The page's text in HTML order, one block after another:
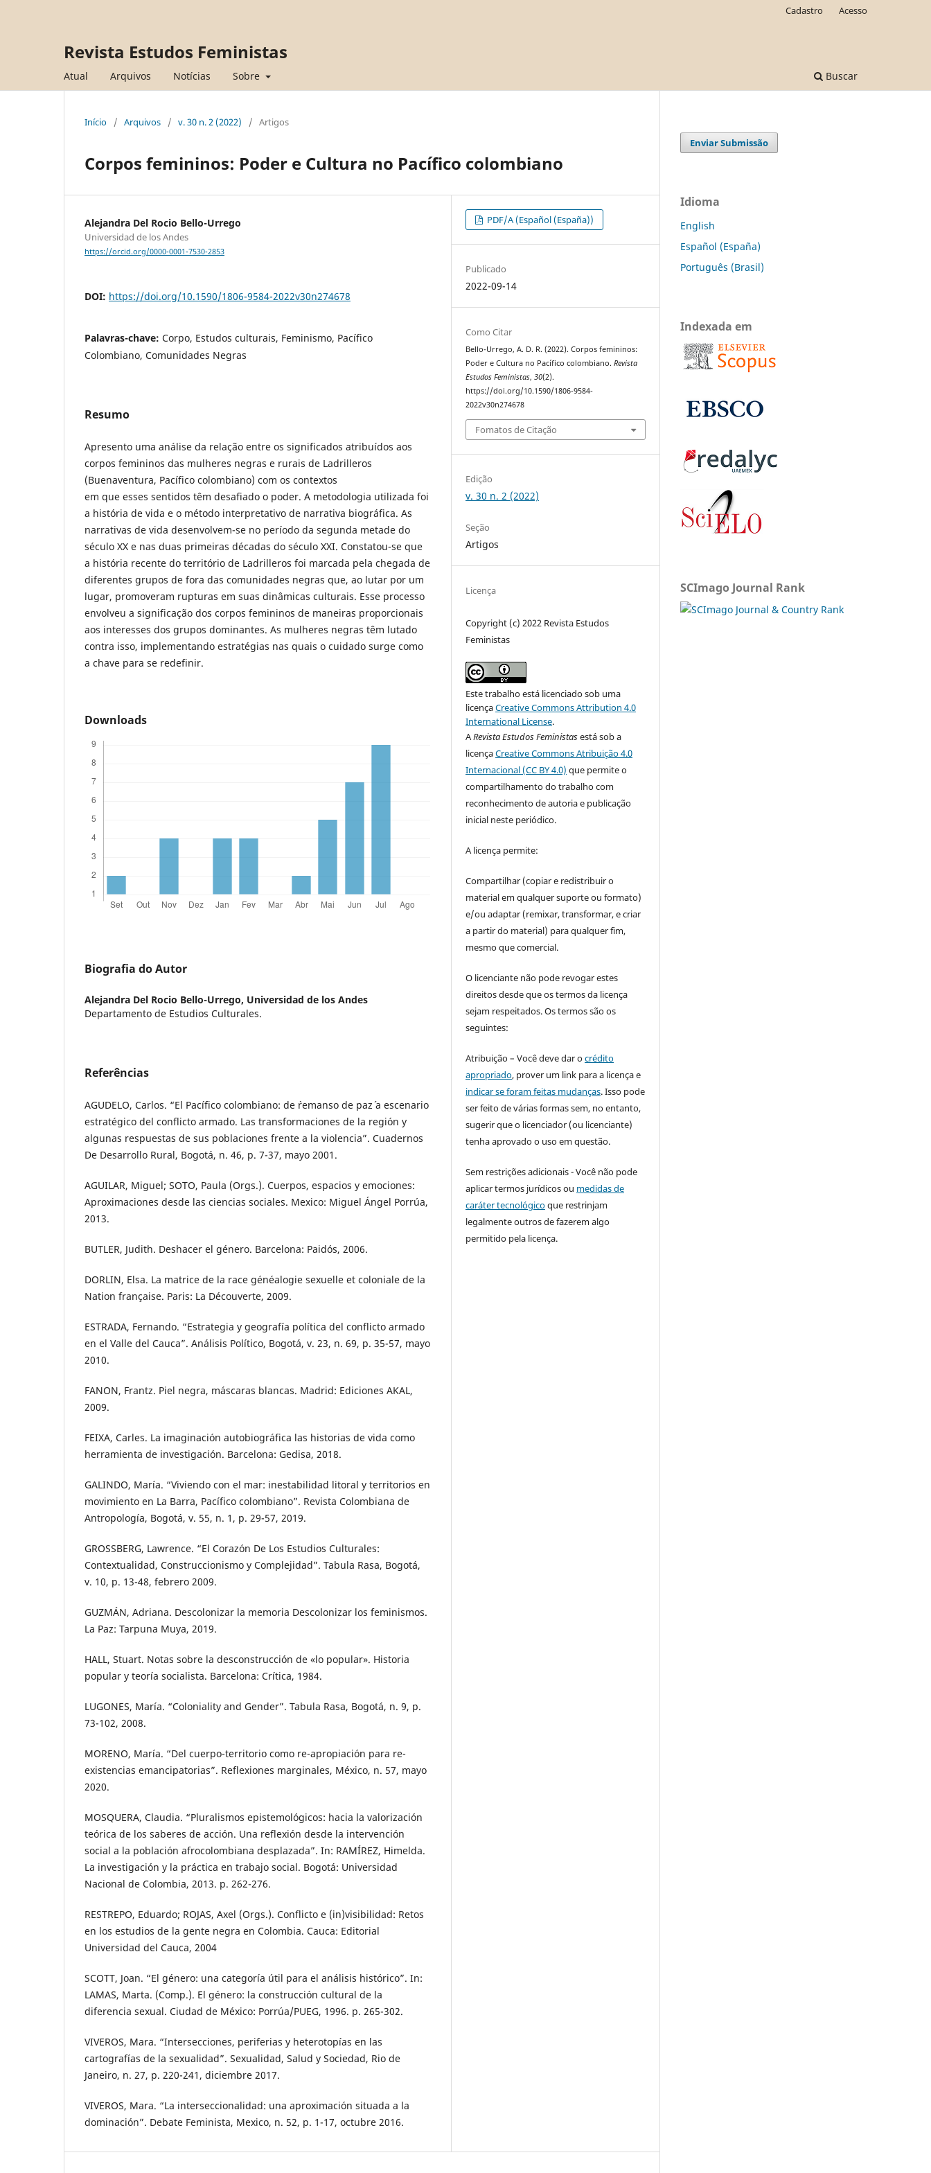
Revista Estudos Feministas
Atual Arquivos Notícias Sobre Buscar
Cadastro Acesso
Início / Arquivos / v. 30 n. 2 (2022) / Artigos
Corpos femininos: Poder e Cultura no Pacífico colombiano
Alejandra Del Rocio Bello-Urrego
Universidad de los Andes
https://orcid.org/0000-0001-7530-2853
DOI: https://doi.org/10.1590/1806-9584-2022v30n274678
Palavras-chave: Corpo, Estudos culturais, Feminismo, Pacífico
Colombiano, Comunidades Negras
Resumo
Apresento uma análise da relação entre os significados atribuídos aos
corpos femininos das mulheres negras e rurais de Ladrilleros
(Buenaventura, Pacífico colombiano) com os contextos
em que esses sentidos têm desafiado o poder. A metodologia utilizada foi
a história de vida e o método interpretativo de narrativa biográfica. As
narrativas de vida desenvolvem-se no período da segunda metade do
século XX e nas duas primeiras décadas do século XXI. Constatou-se que
a história recente do território de Ladrilleros foi marcada pela chegada de
diferentes grupos de fora das comunidades negras que, ao lutar por um
lugar, promoveram rupturas em suas dinâmicas culturais. Esse processo
envolveu a significação dos corpos femininos de maneiras proporcionais
aos interesses dos grupos dominantes. As mulheres negras têm lutado
contra isso, implementando estratégias nas quais o cuidado surge como
a chave para se redefinir.
Downloads
Biografia do Autor
Alejandra Del Rocio Bello-Urrego, Universidad de los Andes
Departamento de Estudios Culturales.
Referências
AGUDELO, Carlos. “El Pacífico colombiano: de `remanso de paz´ a escenario
estratégico del conflicto armado. Las transformaciones de la región y
algunas respuestas de sus poblaciones frente a la violencia”. Cuadernos
De Desarrollo Rural, Bogotá, n. 46, p. 7-37, mayo 2001.
AGUILAR, Miguel; SOTO, Paula (Orgs.). Cuerpos, espacios y emociones:
Aproximaciones desde las ciencias sociales. Mexico: Miguel Ángel Porrúa,
2013.
BUTLER, Judith. Deshacer el género. Barcelona: Paidós, 2006.
DORLIN, Elsa. La matrice de la race généalogie sexuelle et coloniale de la
Nation française. Paris: La Découverte, 2009.
ESTRADA, Fernando. “Estrategia y geografía política del conflicto armado
en el Valle del Cauca”. Análisis Político, Bogotá, v. 23, n. 69, p. 35-57, mayo
2010.
FANON, Frantz. Piel negra, máscaras blancas. Madrid: Ediciones AKAL,
2009.
FEIXA, Carles. La imaginación autobiográfica las historias de vida como
herramienta de investigación. Barcelona: Gedisa, 2018.
GALINDO, María. “Viviendo con el mar: inestabilidad litoral y territorios en
movimiento en La Barra, Pacífico colombiano”. Revista Colombiana de
Antropología, Bogotá, v. 55, n. 1, p. 29-57, 2019.
GROSSBERG, Lawrence. “El Corazón De Los Estudios Culturales:
Contextualidad, Construccionismo y Complejidad”. Tabula Rasa, Bogotá,
v. 10, p. 13-48, febrero 2009.
GUZMÁN, Adriana. Descolonizar la memoria Descolonizar los feminismos.
La Paz: Tarpuna Muya, 2019.
HALL, Stuart. Notas sobre la desconstrucción de «lo popular». Historia
popular y teoría socialista. Barcelona: Crítica, 1984.
LUGONES, María. “Coloniality and Gender”. Tabula Rasa, Bogotá, n. 9, p.
73-102, 2008.
MORENO, María. “Del cuerpo-territorio como re-apropiación para re-
existencias emancipatorias”. Reflexiones marginales, México, n. 57, mayo
2020.
MOSQUERA, Claudia. “Pluralismos epistemológicos: hacia la valorización
teórica de los saberes de acción. Una reflexión desde la intervención
social a la población afrocolombiana desplazada”. In: RAMÍREZ, Himelda.
La investigación y la práctica en trabajo social. Bogotá: Universidad
Nacional de Colombia, 2013. p. 262-276.
RESTREPO, Eduardo; ROJAS, Axel (Orgs.). Conflicto e (in)visibilidad: Retos
en los estudios de la gente negra en Colombia. Cauca: Editorial
Universidad del Cauca, 2004
SCOTT, Joan. “El género: una categoría útil para el análisis histórico”. In:
LAMAS, Marta. (Comp.). El género: la construcción cultural de la
diferencia sexual. Ciudad de México: Porrúa/PUEG, 1996. p. 265-302.
VIVEROS, Mara. “Intersecciones, periferias y heterotopías en las
cartografías de la sexualidad”. Sexualidad, Salud y Sociedad, Rio de
Janeiro, n. 27, p. 220-241, diciembre 2017.
VIVEROS, Mara. “La interseccionalidad: una aproximación situada a la
dominación”. Debate Feminista, Mexico, n. 52, p. 1-17, octubre 2016.
PDF/A (Español (España))
Publicado
2022-09-14
Como Citar
Bello-Urrego, A. D. R. (2022). Corpos femininos:
Poder e Cultura no Pacífico colombiano.Revista
Estudos Feministas,30(2).
https://doi.org/10.1590/1806-9584-
2022v30n274678
Fomatos de Citação
Edição
v. 30 n. 2 (2022)
Seção
Artigos
Licença
Copyright (c) 2022 Revista Estudos
Feministas
Este trabalho está licenciado sob uma
licençaCreative Commons Attribution 4.0
International License.
ARevista Estudos Feministasestá sob a
licençaCreative Commons Atribuição 4.0
Internacional (CC BY 4.0) que permite o
compartilhamento do trabalho com
reconhecimento de autoria e publicação
inicial neste periódico.
A licença permite:
Compartilhar (copiar e redistribuir o
material em qualquer suporte ou formato)
e/ou adaptar (remixar, transformar, e criar
a partir do material) para qualquer fim,
mesmo que comercial.
O licenciante não pode revogar estes
direitos desde que os termos da licença
sejam respeitados. Os termos são os
seguintes:
Atribuição – Você deve dar ocrédito
apropriado, prover um link para a licença e
indicar se foram feitas mudanças. Isso pode
ser feito de várias formas sem, no entanto,
sugerir que o licenciador (ou licenciante)
tenha aprovado o uso em questão.
Sem restrições adicionais - Você não pode
aplicar termos jurídicos ou medidas de
caráter tecnológicoque restrinjam
legalmente outros de fazerem algo
permitido pela licença.
Enviar Submissão
Idioma
English
Español (España)
Português (Brasil)
Indexada em
SCImago Journal Rank